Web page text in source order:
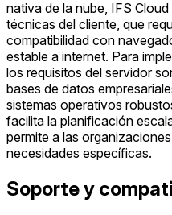
nativa de la nube, IFS
técnicas del cliente, que
compatibilidad con
estable a internet. Para
los requisitos del servidor
bases de datos
sistemas operativos
facilita la planificación
permite a las
necesidades específicas.
Soporte y